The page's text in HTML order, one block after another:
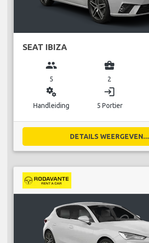
SEAT IBIZA
group
5
business_center
2
miscellaneous_services
Handleiding
login
5 Portier
DETAILS WEERGEVEN...